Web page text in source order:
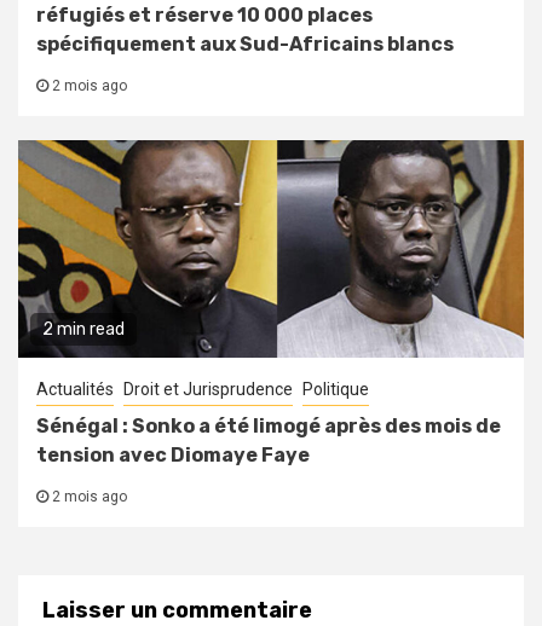
réfugiés et réserve 10 000 places
spécifiquement aux Sud-Africains blancs
2 mois ago
2 min read
Actualités Droit et Jurisprudence Politique
Sénégal : Sonko a été limogé après des mois de
tension avec Diomaye Faye
2 mois ago
Laisser un commentaire